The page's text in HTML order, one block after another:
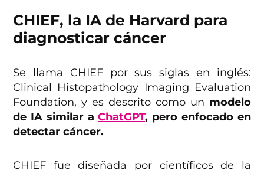
CHIEF, la IA de Harvard para
diagnosticar cáncer
Se llama CHIEF por sus siglas en inglés:
Clinical Histopathology Imaging Evaluation
Foundation, y es descrito como un modelo
de IA similar aChatGPT, pero enfocado en
detectar cáncer.
CHIEF fue diseñada por científicos de la